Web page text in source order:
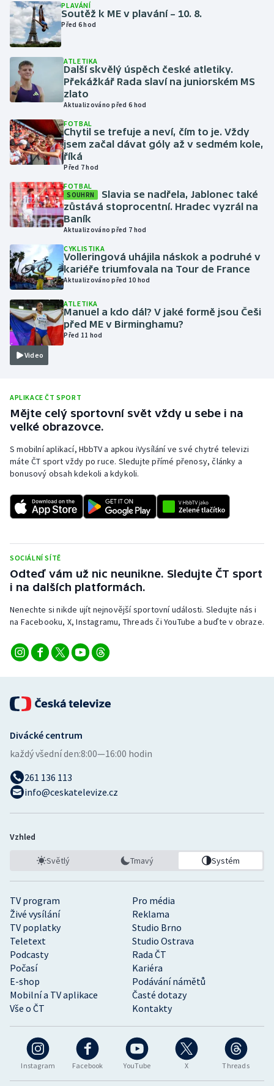
Gymnastika
Házená
Jezdectví
Judo
Krasobruslení
Lezení
Lyže a snowboard
Moderní pětiboj
Motorsport
Olympijské hry
Parasport
Plavání
Ragby
Rychlobruslení
Rychlostní kanoistika
Sportovní střelba
Stolní tenis
Triatlon
Veslování
Volejbal
PLAVÁNÍ
Soutěž k ME v plavání – 10. 8.
Před 6 hod
ATLETIKA
Další skvělý úspěch české atletiky.
Překážkář Rada slaví na juniorském MS
zlato
Aktualizováno před 6 hod
FOTBAL
Chytil se trefuje a neví, čím to je. Vždy
jsem začal dávat góly až v sedmém kole,
říká
Před 7 hod
FOTBAL
SOUHRN
Slavia se nadřela, Jablonec také
zůstává stoprocentní. Hradec vyzrál na
Baník
Aktualizováno před 7 hod
CYKLISTIKA
Volleringová uhájila náskok a podruhé v
kariéře triumfovala na Tour de France
Aktualizováno před 10 hod
Video
ATLETIKA
Manuel a kdo dál? V jaké formě jsou Češi
před ME v Birminghamu?
Před 11 hod
APLIKACE ČT SPORT
Mějte celý sportovní svět vždy u sebe i na
velké obrazovce.
S mobilní aplikací, HbbTV a apkou iVysílání ve své chytré televizi
máte ČT sport vždy po ruce. Sledujte přímé přenosy, články a
bonusový obsah kdekoli a kdykoli.
SOCIÁLNÍ SÍTĚ
Odteď vám už nic neunikne. Sledujte ČT sport
i na dalších platformách.
Nenechte si nikde ujít nejnovější sportovní události. Sledujte nás i
na Facebooku, X, Instagramu, Threads či YouTube a buďte v obraze.
Instagram Facebook YouTube X Threads
TV program
Pro média
Živé vysílání
Reklama
TV poplatky
Studio Brno
Teletext
Studio Ostrava
Podcasty
Rada ČT
Počasí
Kariéra
E-shop
Podávání námětů
Mobilní a TV aplikace
Časté dotazy
Vše o ČT
Kontakty
Divácké centrum
každý všední den:8:00—16:00 hodin
261 136 113
info@ceskatelevize.cz
Vzhled
Světlý Tmavý Systém